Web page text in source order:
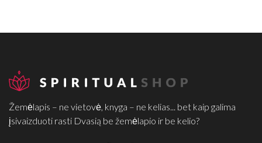
Žemėlapis – ne vietovė, knyga – ne kelias... bet kaip galima
įsivaizduoti rasti Dvasią be žemėlapio ir be kelio?